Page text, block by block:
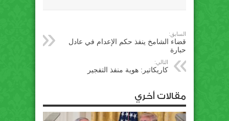
السابق:
قضاء الشامخ ينفذ حكم الإعدام في عادل
حبارة
التالي:
كاريكاتير: هوية منفذ التفجير
مقالات أخري